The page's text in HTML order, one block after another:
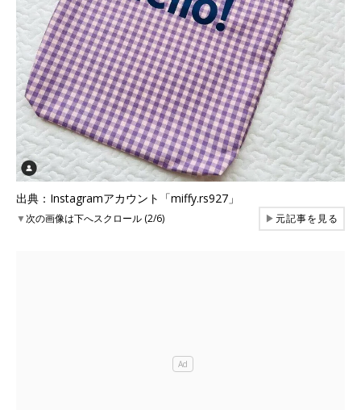
出典：Instagramアカウント「miffy.rs927」
▼次の画像は下へスクロール (2/6) ▶元記事を見る